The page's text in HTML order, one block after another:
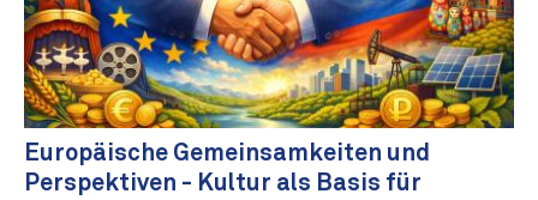
Europäische Gemeinsamkeiten und
Perspektiven - Kultur als Basis für